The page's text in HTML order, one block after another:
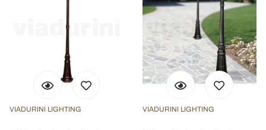
VIADURINI LIGHTING VIADURINI LIGHTING